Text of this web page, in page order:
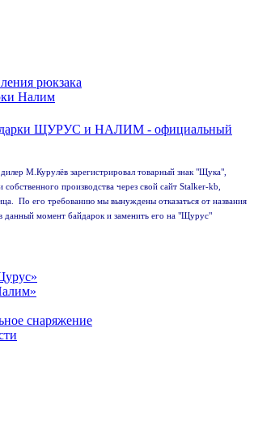
Налим
М.Курулёв зарегистрировал товарный знак "Щука",
производства через свой сайт Stalker-kb,
По его требованию мы вынуждены отказаться от названия
данный момент байдарок и заменить его на "Щурус"
снаряжение